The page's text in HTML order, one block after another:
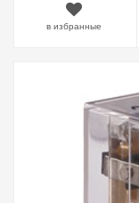
в избранные